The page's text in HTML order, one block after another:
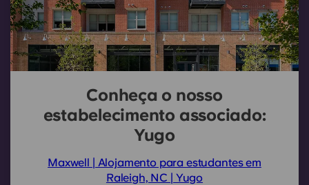
Conheça o nosso
estabelecimento associado:
Yugo
Maxwell | Alojamento para estudantes em
Raleigh, NC | Yugo